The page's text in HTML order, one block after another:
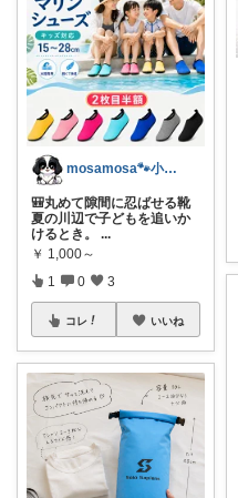
mosamosa🐾小さめバッグの日々✨
🎒丸めて隙間に忍ばせる靴
夏の川辺で子どもを追いか
けるとき。
...
￥ 1,000～
1 0 3
コレ いいね